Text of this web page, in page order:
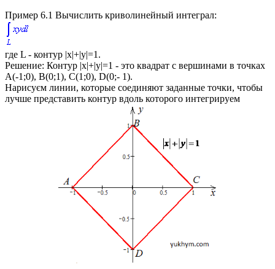
Пример 6.1 Вычислить криволинейный интеграл:
где L - контур |x|+|y|=1 .
Решение: Контур |x|+|y|=1 - это квадрат с вершинами в точках
A(-1;0), B(0;1), C(1;0), D(0;- 1).
Нарисуєм линии, которые соединяют заданные точки, чтобы
лучше представить контур вдоль которого интегрируем